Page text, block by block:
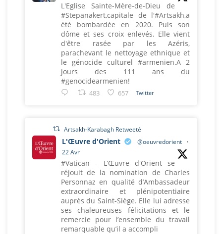
L'Eglise Sainte-Mère-de-Dieu de
#Stepanakert,capitale de l'#Artsakh,a
été bombardée en 2020. Puis son
dôme et ses croix enlevés. Elle vient
d'être rasée par les Azéris,
parachevant le nettoyage ethnique et
le génocide culturel #armenien.A 2
jours des 111 ans du
#genocidearmenien!
483 657 Twitter
Artsakh-Karabagh Retweeté
L'Œuvre d'Orient @oeuvredorient
·
22 Avr
#Vatican - L’Œuvre d'Orient se
réjouit de la nomination de Charles
Personnaz en qualité d’Ambassadeur
extraordinaire et plénipotentiaire
auprès du Saint-Siège. Elle lui adresse
ses chaleureuses félicitations et le
remercie pour l’ensemble du travail
remarquable qu’il a accompli